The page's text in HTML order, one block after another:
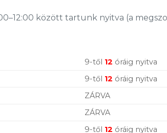
törésgátló, szürke
A4 fénymásoló papír 80g 500
között tartunk nyitva (a
9-től 12 óráig nyitva
9-től 12 óráig nyitva
ZÁRVA
ZÁRVA
9-től 12 óráig nyitva